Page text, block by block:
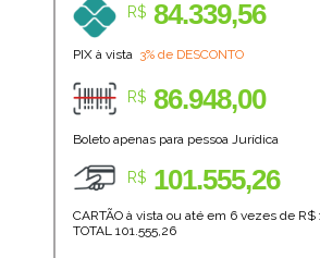
R$ 84.339,56
PIX à vista 3% de DESCONTO
R$ 86.948,00
Boleto apenas para pessoa Jurídica
R$ 101.555,26
CARTÃO à vista ou até em 6 vezes de R$
TOTAL 101.555,26